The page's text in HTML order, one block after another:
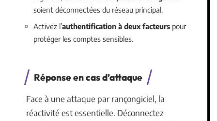
soient déconnectées du réseau principal.
Activez l’authentification à deux facteurs pour
protéger les comptes sensibles.
Réponse en cas d’attaque
Face à une attaque par rançongiciel, la
réactivité est essentielle. Déconnectez